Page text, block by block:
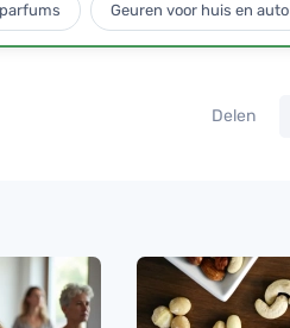
Geuren voor huis en auto
Delen